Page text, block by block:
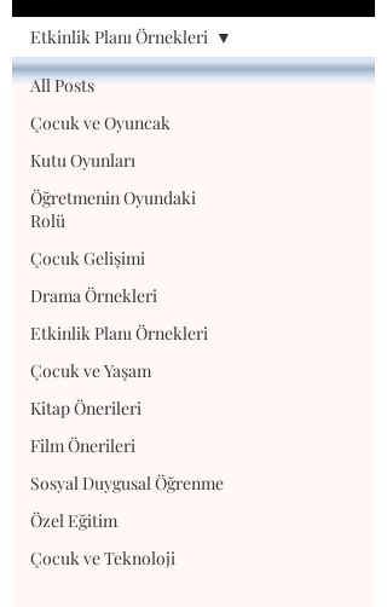
All Posts
Çocuk ve Oyuncak
Kutu Oyunları
Öğretmenin Oyundaki
Rolü
Çocuk Gelişimi
Drama Örnekleri
Etkinlik Planı Örnekleri
Çocuk ve Yaşam
Kitap Önerileri
Film Önerileri
Sosyal Duygusal Öğrenme
Özel Eğitim
Çocuk ve Teknoloji
Etkinlik Planı Örnekleri